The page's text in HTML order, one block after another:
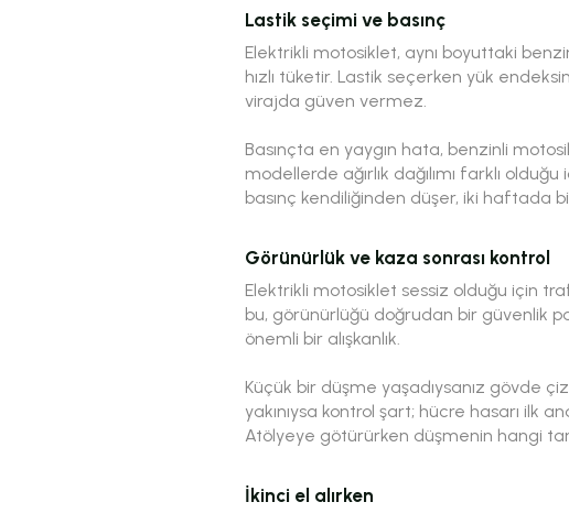
Lastik seçimi ve basınç
Elektrikli motosiklet, aynı boyuttaki
hızlı tüketir. Lastik seçerken yük
virajda güven vermez.
Basınçta en yaygın hata, benzinli
modellerde ağırlık dağılımı farklı
basınç kendiliğinden düşer, iki haftada
Görünürlük ve kaza sonrası kontrol
Elektrikli motosiklet sessiz olduğu için
bu, görünürlüğü doğrudan bir güvenlik
önemli bir alışkanlık.
Küçük bir düşme yaşadıysanız gövde
yakınıysa kontrol şart; hücre hasarı ilk
Atölyeye götürürken düşmenin hangi
İkinci el alırken